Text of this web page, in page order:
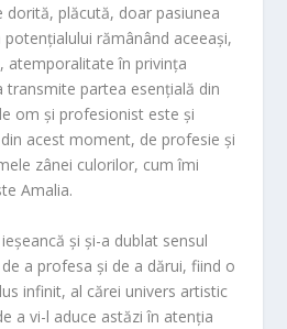
dorită, plăcută, doar pasiunea
rămânând aceeași,
atemporalitate în privința
transmite partea esențială din
om și profesionist este și
acest moment, de profesie și
zânei culorilor, cum îmi
Amalia.
și și-a dublat sensul
a profesa și de a dărui, fiind o
infinit, al cărei univers artistic
a vi-l aduce astăzi în atenția